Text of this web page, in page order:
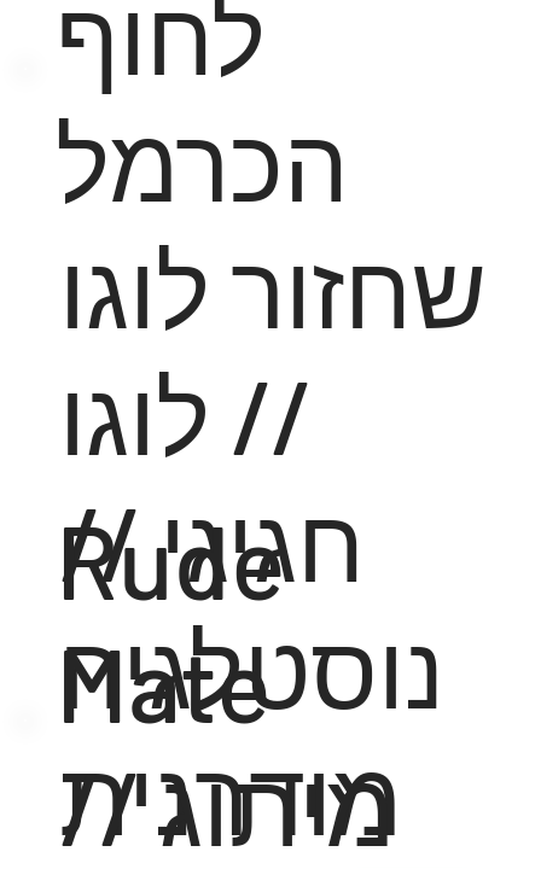
שחזור לוגו
// לוגו
חגיגי //
נוסטלגיה
מודרנית
לחוף
הכרמל
מיתוג //
Rude
Mate